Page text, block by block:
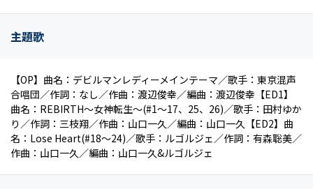
主題歌
【OP】曲名：デビルマンレディーメインテーマ／歌手：東京混声
合唱団／作詞：なし／作曲：渡辺俊幸／編曲：渡辺俊幸【ED1】
曲名：REBIRTH～女神転生～(#1～17、25、26)／歌手：田村ゆか
り／作詞：三枝翔／作曲：山口一久／編曲：山口一久【ED2】曲
名：Lose Heart(#18～24)／歌手：ルゴルジェ／作詞：有森聡美／
作曲：山口一久／編曲：山口一久&ルゴルジェ